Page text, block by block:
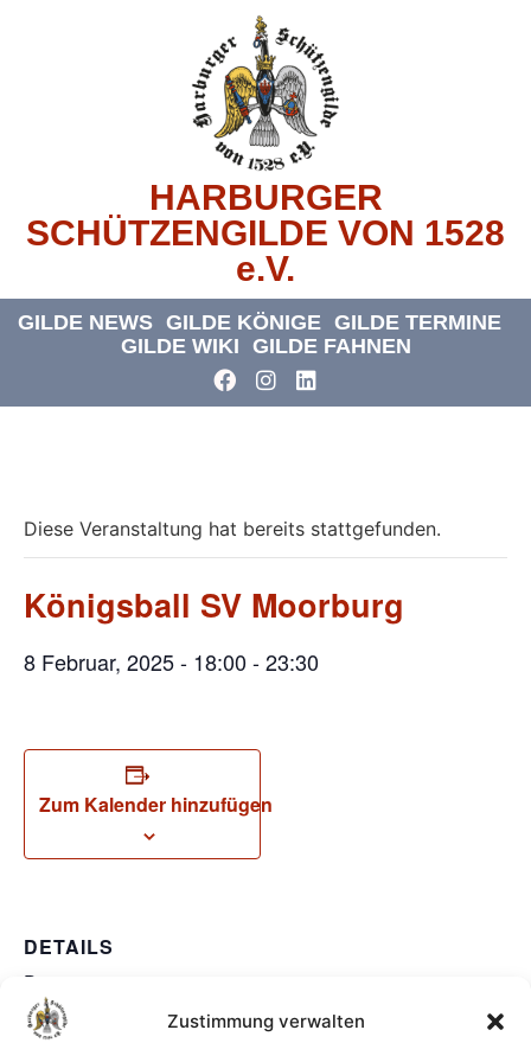
Zustimmung verwalten
HARBURGER
SCHÜTZENGILDE VON 1528
e.V.
GILDE NEWS GILDE KÖNIGE GILDE TERMINE
GILDE WIKI GILDE FAHNEN
Diese Veranstaltung hat bereits stattgefunden.
Königsball SV Moorburg
8 Februar, 2025 - 18:00 -23:30
Zum Kalender hinzufügen
DETAILS
Datum:
8 Februar, 2025